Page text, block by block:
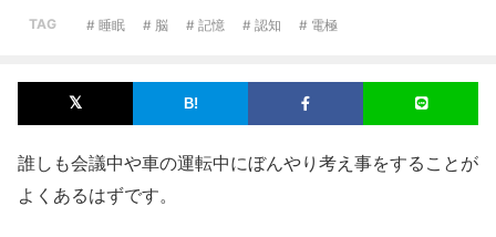
TAG # 睡眠 # 脳 # 記憶 # 認知 # 電極
誰しも会議中や車の運転中にぼんやり考え事をすることが
よくあるはずです。